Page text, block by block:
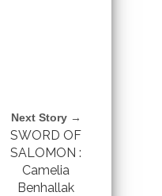
Next Story →
SWORD OF
SALOMON :
Camelia
Benhallak